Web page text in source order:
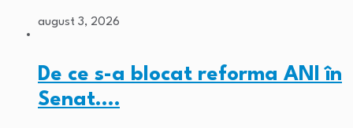
august 3, 2026
De ce s-a blocat reforma ANI în
Senat.…